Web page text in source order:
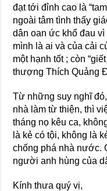
đạt tới đỉnh cao là
ngoài tâm tình thấy
dân oan ức khổ đau
mình là ai và của cải
một hạnh tốt ; còn
thượng Thích Quảng
Từ những suy nghĩ
nhà làm từ thiện, thì
tháng nọ kêu ca,
là kẻ có tội, không là
chống phá nhà nước.
người anh hùng của
Kính thưa quý vị,